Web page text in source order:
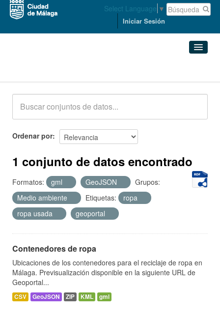
Select Language ▼
Iniciar Sesión
Acerca de
Ordenar por
1 conjunto de datos encontrado
Formatos: gml GeoJSON
Grupos:
Medio ambiente
Etiquetas:
ropa
ropa usada
geoportal
Contenedores de ropa
Ubicaciones de los contenedores para el reciclaje de ropa en
Málaga. Previsualización disponible en la siguiente URL de
Geoportal...
CSV GeoJSON ZIP KML gml